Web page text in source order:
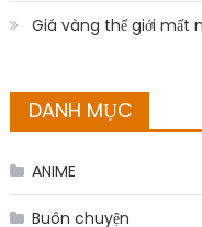
Giá vàng thế giới mất
DANH MỤC
ANIME
Buôn chuyện